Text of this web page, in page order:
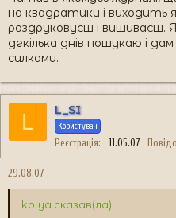
на квадратики і виходить
роздруковуєш і вишиваєш.
декілька днів пошукаю і
силками.
L L_SI
Користувач
Реєстрація 11.05.07
29.08.07
kolya сказав(ла):